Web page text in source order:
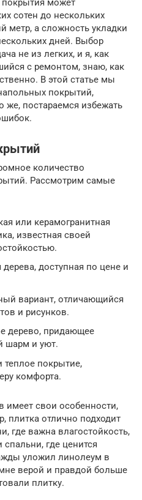
покрытия может
сотен до нескольких
метр, а сложность укладки
дней. Выбор
не из легких, и я, как
с ремонтом, знаю, как
В этой статье мы
покрытий,
же, постараемся избежать
количество
Рассмотрим самые
или керамогранитная
известная своей
доступная по цене и
вариант, отличающийся
и рисунков.
дерево, придающее
шарм и уют.
покрытие,
комфорта.
имеет свои особенности,
отлично подходит
где важна влагостойкость,
где ценится
уложил линолеум в
верой и правдой больше
плитку.